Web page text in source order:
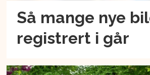
Så mange nye
registrert i går